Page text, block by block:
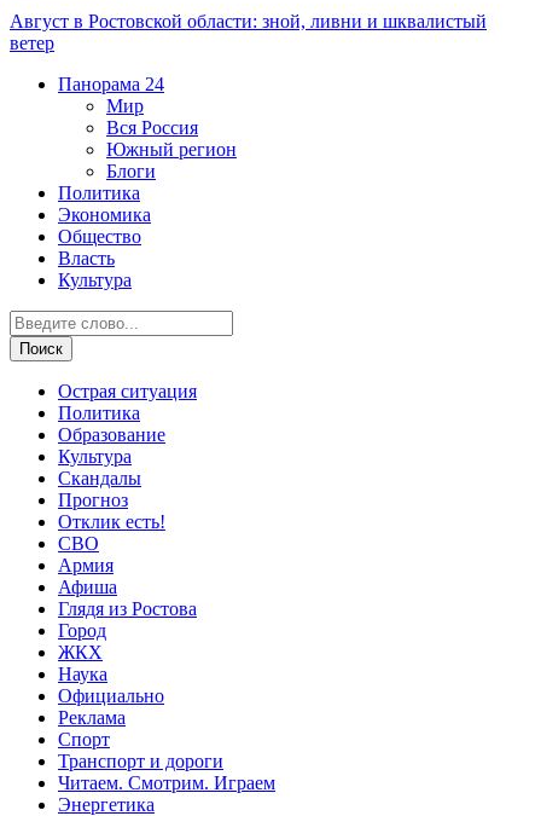
Август в Ростовской области: зной, ливни и шквалистый
ветер
Панорама 24
Мир
Вся Россия
Южный регион
Блоги
Политика
Экономика
Общество
Власть
Культура
Острая ситуация
Политика
Образование
Культура
Скандалы
Прогноз
Отклик есть!
СВО
Армия
Афиша
Глядя из Ростова
Город
ЖКХ
Наука
Официально
Реклама
Спорт
Транспорт и дороги
Читаем. Смотрим. Играем
Энергетика